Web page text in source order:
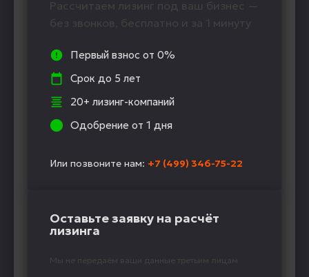
Рассчитаем лизинг под ваш бизнес —
без звонков, бесплатно и за 1 минуту
Первый взнос от 0%
Срок до 5 лет
20+ лизинг-компаний
Одобрение от 1 дня
Или позвоните нам: +7 (499) 346-75-22
Оставьте заявку на расчёт
лизинга
Мы не передаём ваши данные третьим лицам